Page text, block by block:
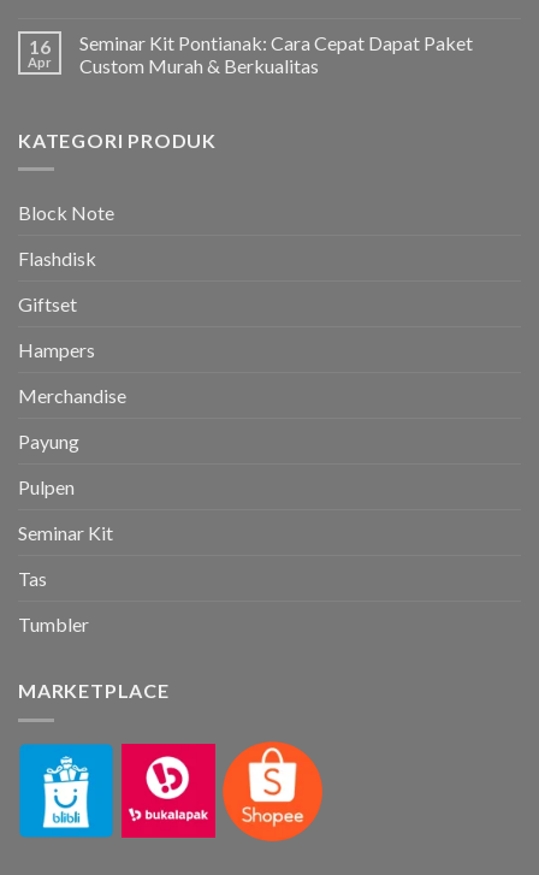
16
Apr
Seminar Kit Pontianak: Cara Cepat Dapat Paket
Custom Murah & Berkualitas
KATEGORI PRODUK
Block Note
Flashdisk
Giftset
Hampers
Merchandise
Payung
Pulpen
Seminar Kit
Tas
Tumbler
MARKETPLACE